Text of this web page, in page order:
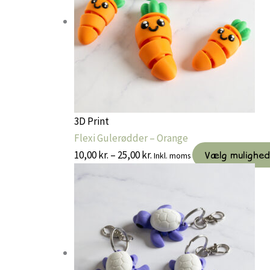
3D Print
Flexi Gulerødder – Orange
10,00kr. – 25,00kr.Prisinterval:
25,00 kr.
Inkl. moms Vælg